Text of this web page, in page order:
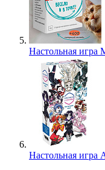
Настольная игра
Настольная игра